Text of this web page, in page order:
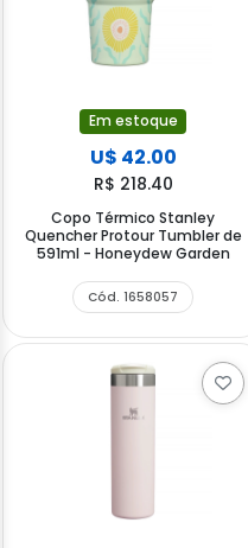
Em estoque
U$ 42.00
R$ 218.40
Copo Térmico Stanley
Quencher Protour Tumbler de
591ml - Honeydew Garden
Cód. 1658057